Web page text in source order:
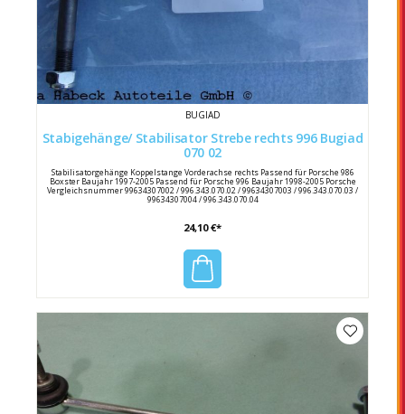
BUGIAD
Stabigehänge/ Stabilisator Strebe rechts 996 Bugiad
070 02
Stabilisatorgehänge Koppelstange Vorderachse rechts Passend für Porsche 986
Boxster Baujahr 1997-2005 Passend für Porsche 996 Baujahr 1998-2005 Porsche
Vergleichsnummer 99634307002 / 996.343.070.02 / 99634307003 / 996.343.070.03 /
99634307004 / 996.343.070.04
24,10 €*